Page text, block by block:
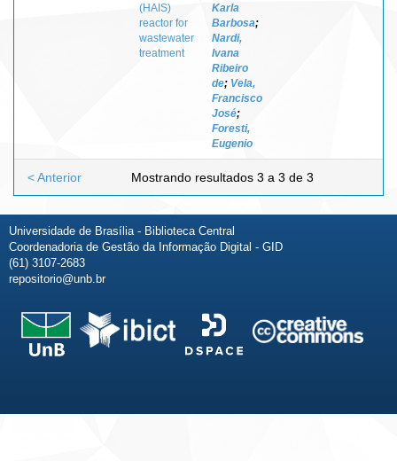
(HAIS)
reactor for
wastewater
treatment
Karla
Barbosa;
Nardi,
Ivana
Ribeiro
de; Vela,
Francisco
José;
Foresti,
Eugenio
Mostrando resultados 3 a 3 de 3
< Anterior
Universidade de Brasília - Biblioteca Central
Coordenadoria de Gestão da Informação Digital - GID
(61) 3107-2683
repositorio@unb.br